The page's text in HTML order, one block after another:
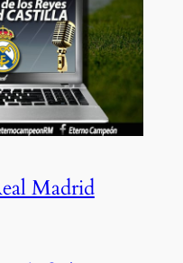
Madrid